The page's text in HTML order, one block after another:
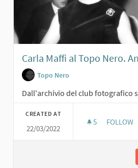
Carla Maffi al Topo Nero.
Topo Nero
Dall'archivio del club fotografico
CREATED AT
22/03/2022
5 5
FOLLOW